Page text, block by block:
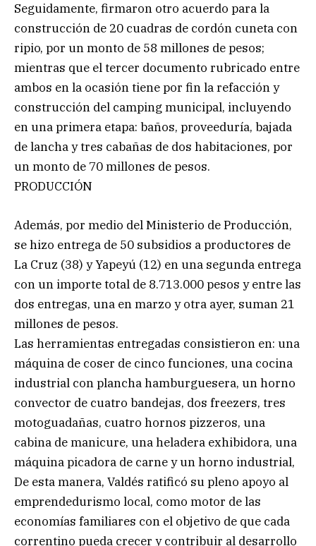
Seguidamente, firmaron otro acuerdo para la
construcción de 20 cuadras de cordón cuneta con
ripio, por un monto de 58 millones de pesos;
mientras que el tercer documento rubricado entre
ambos en la ocasión tiene por fin la refacción y
construcción del camping municipal, incluyendo
en una primera etapa: baños, proveeduría, bajada
de lancha y tres cabañas de dos habitaciones, por
un monto de 70 millones de pesos.
PRODUCCIÓN
Además, por medio del Ministerio de Producción,
se hizo entrega de 50 subsidios a productores de
La Cruz (38) y Yapeyú (12) en una segunda entrega
con un importe total de 8.713.000 pesos y entre las
dos entregas, una en marzo y otra ayer, suman 21
millones de pesos.
Las herramientas entregadas consistieron en: una
máquina de coser de cinco funciones, una cocina
industrial con plancha hamburguesera, un horno
convector de cuatro bandejas, dos freezers, tres
motoguadañas, cuatro hornos pizzeros, una
cabina de manicure, una heladera exhibidora, una
máquina picadora de carne y un horno industrial,
De esta manera, Valdés ratificó su pleno apoyo al
emprendedurismo local, como motor de las
economías familiares con el objetivo de que cada
correntino pueda crecer y contribuir al desarrollo